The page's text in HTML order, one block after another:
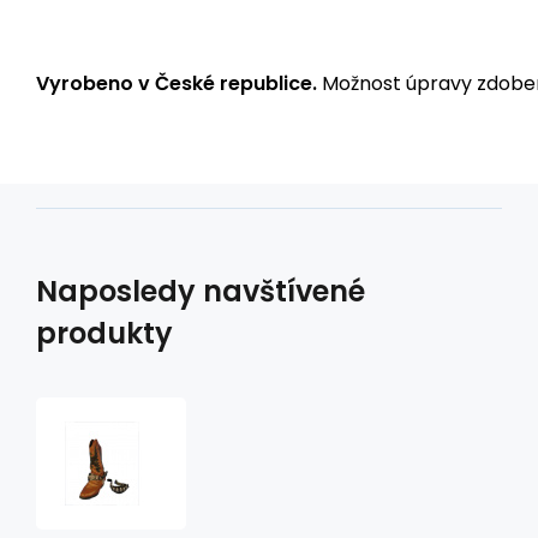
Vyrobeno v České republice. Možnost úpravy
Naposledy navštívené
produkty